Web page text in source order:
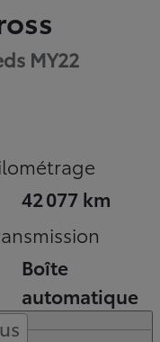
MY22
42 077 km
Boîte
automatique